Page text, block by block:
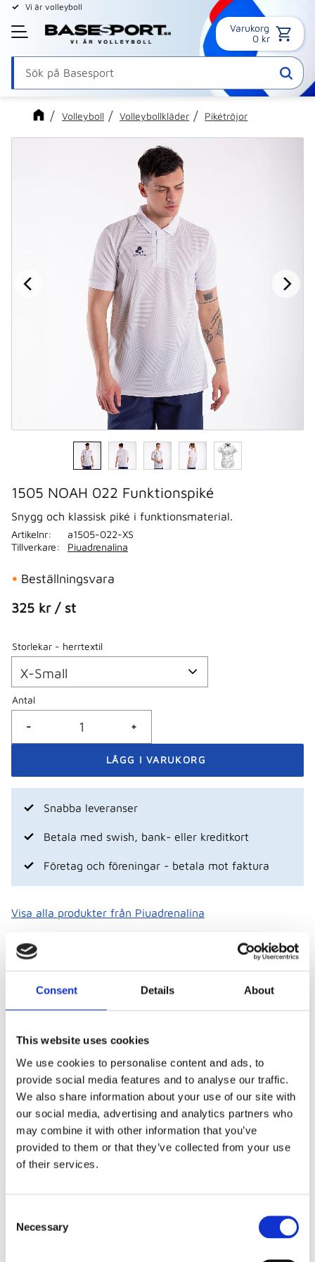
Consent Details About
This website uses cookies
We use cookies to personalise content and ads, to
provide social media features and to analyse our traffic.
We also share information about your use of our site with
our social media, advertising and analytics partners who
may combine it with other information that you’ve
provided to them or that they’ve collected from your use
of their services.
Necessary
Meny
Vi är volleyboll
Varukorg
0 kr
Volleyboll Volleybollkläder Pikétröjor
1505 NOAH 022 Funktionspiké
Snygg och klassisk piké i funktionsmaterial.
325 kr / st
Storlekar - herrtextil
Antal
+
-
Beställningsvara
Artikelnr
a1505-022-XS
Tillverkare
Piuadrenalina
Visa alla produkter från Piuadrenalina
Snabba leveranser
Betala med swish, bank- eller kreditkort
Företag och föreningar - betala mot faktura
Beskrivning
Materielet är en tunn sval polylight,
Unisexstorlek på denna piké. 3 knappar fram och
+adrenalina loggan på högerbröst vilket gör det lätt
att applicera klubbmärke, namn och eventuella
sponsorlogotyper.
Storlekstabell